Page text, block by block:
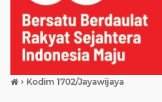
› Kodim 1702/Jayawijaya